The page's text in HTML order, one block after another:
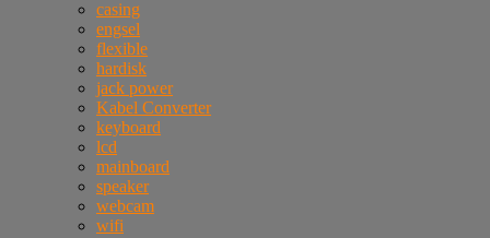
casing
engsel
flexible
hardisk
jack power
Kabel Converter
keyboard
lcd
mainboard
speaker
webcam
wifi